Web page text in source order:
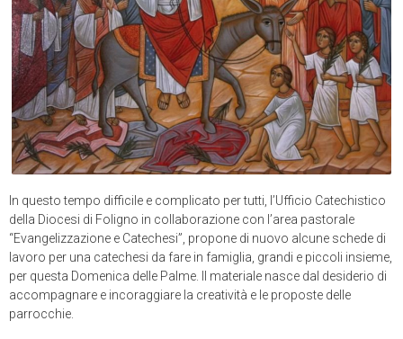
In questo tempo difficile e complicato per tutti, l’Ufficio Catechistico
della Diocesi di Foligno in collaborazione con l’area pastorale
“Evangelizzazione e Catechesi”, propone di nuovo alcune schede di
lavoro per una catechesi da fare in famiglia, grandi e piccoli insieme,
per questa Domenica delle Palme. Il materiale nasce dal desiderio di
accompagnare e incoraggiare la creatività e le proposte delle
parrocchie.